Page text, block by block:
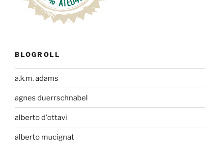
BLOGROLL
a.k.m. adams
agnes duerrschnabel
alberto d'ottavi
alberto mucignat